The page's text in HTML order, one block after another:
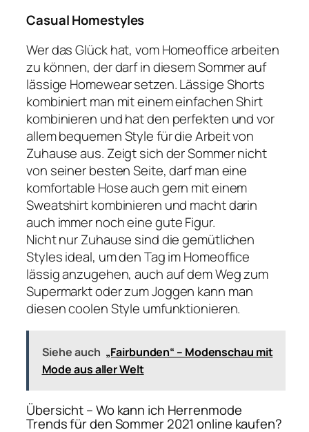
Casual Homestyles
Wer das Glück hat, vom Homeoffice arbeiten
zu können, der darf in diesem Sommer auf
lässige Homewear setzen. Lässige Shorts
kombiniert man mit einem einfachen Shirt
kombinieren und hat den perfekten und vor
allem bequemen Style für die Arbeit von
Zuhause aus. Zeigt sich der Sommer nicht
von seiner besten Seite, darf man eine
komfortable Hose auch gern mit einem
Sweatshirt kombinieren und macht darin
auch immer noch eine gute Figur.
Nicht nur Zuhause sind die gemütlichen
Styles ideal, um den Tag im Homeoffice
lässig anzugehen, auch auf dem Weg zum
Supermarkt oder zum Joggen kann man
diesen coolen Style umfunktionieren.
Siehe auch „Fairbunden“ – Modenschau mit
Mode aus aller Welt
Übersicht – Wo kann ich Herrenmode
Trends für den Sommer 2021 online kaufen?